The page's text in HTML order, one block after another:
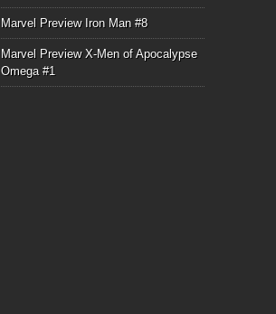
Marvel Preview Iron Man #8
Marvel Preview X-Men of Apocalypse
Omega #1